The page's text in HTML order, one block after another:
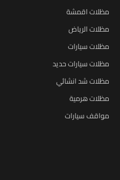
مظلات اقمشة
مظلات الرياض
مظلات سيارات
مظلات سيارات حديد
مظلات شد انشائي
مظلات هرمية
مواقف سيارات